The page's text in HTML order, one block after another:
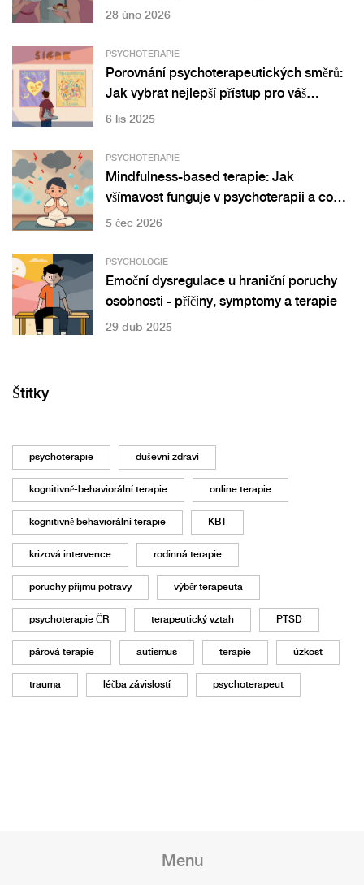
a přerušit cyklus přejídání
28 úno 2026
PSYCHOTERAPIE
Porovnání psychoterapeutických směrů:
Jak vybrat nejlepší přístup pro váš
problém
6 lis 2025
PSYCHOTERAPIE
Mindfulness-based terapie: Jak
všímavost funguje v psychoterapii a co
věda říká
5 čec 2026
PSYCHOLOGIE
Emoční dysregulace u hraniční poruchy
osobnosti - příčiny, symptomy a terapie
29 dub 2025
Štítky
psychoterapie duševní zdraví
kognitivně-behaviorální terapie online terapie
kognitivně behaviorální terapie KBT
krizová intervence rodinná terapie
poruchy příjmu potravy výběr terapeuta
psychoterapie ČR terapeutický vztah PTSD
párová terapie autismus terapie úzkost
trauma léčba závislostí psychoterapeut
Menu